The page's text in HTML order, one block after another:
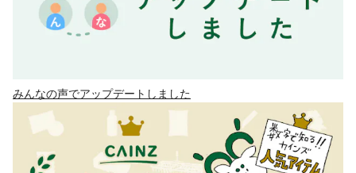
みんなの声でアップデートしました